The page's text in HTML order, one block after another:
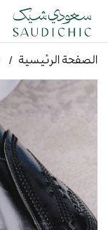
الصفحة الرئيسية